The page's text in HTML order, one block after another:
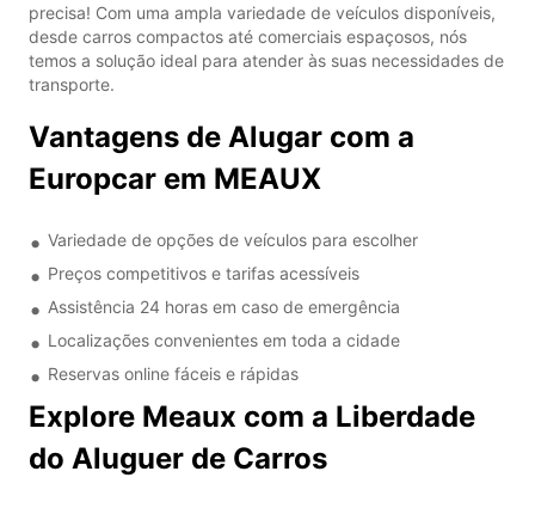
precisa! Com uma ampla variedade de veículos disponíveis,
desde carros compactos até comerciais espaçosos, nós
temos a solução ideal para atender às suas necessidades de
transporte.
Vantagens de Alugar com a
Europcar em MEAUX
Variedade de opções de veículos para escolher
Preços competitivos e tarifas acessíveis
Assistência 24 horas em caso de emergência
Localizações convenientes em toda a cidade
Reservas online fáceis e rápidas
Explore Meaux com a Liberdade
do Aluguer de Carros